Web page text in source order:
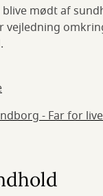
blive mødt af
vejledning
- Far for